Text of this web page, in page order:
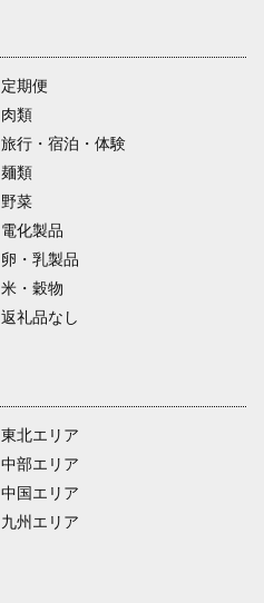
定期便
肉類
旅行・宿泊・体験
麺類
野菜
電化製品
卵・乳製品
米・穀物
返礼品なし
東北エリア
中部エリア
中国エリア
九州エリア